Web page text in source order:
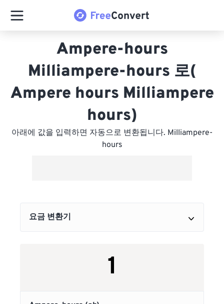
Ampere-hours
Milliampere-hours 로(
Ampere hours Milliampere
hours)
아래에 값을 입력하면 자동으로 변환됩니다. Milliampere-
hours